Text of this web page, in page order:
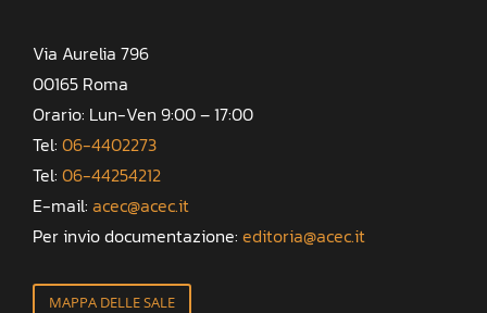
Via Aurelia 796
00165 Roma
Orario: Lun-Ven 9:00 – 17:00
Tel: 06-4402273
Tel: 06-44254212
E-mail: acec@acec.it
Per invio documentazione: editoria@acec.it
MAPPA DELLE SALE